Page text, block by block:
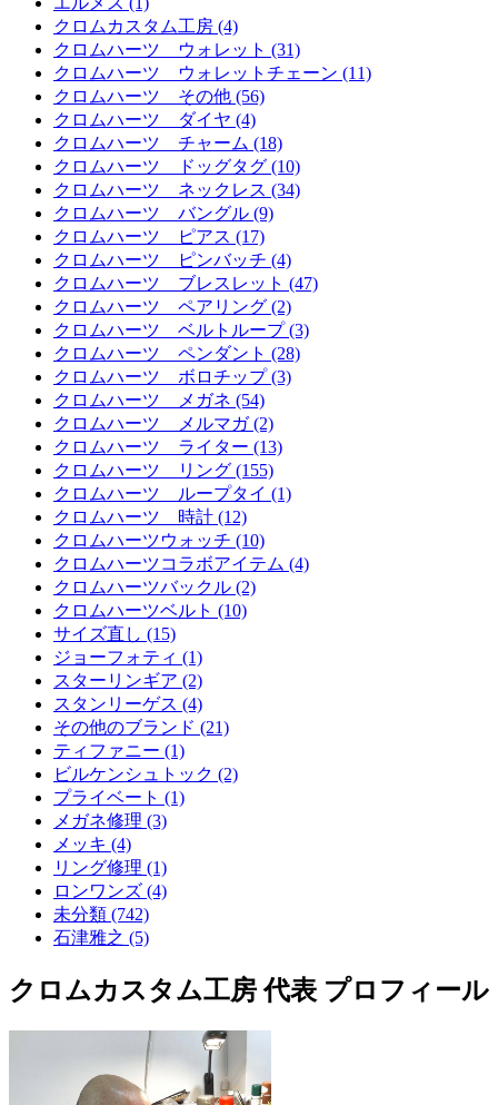
クロムカスタム工房 (4)
クロムハーツ ウォレット (31)
クロムハーツ ウォレットチェーン (11)
クロムハーツ その他 (56)
クロムハーツ ダイヤ (4)
クロムハーツ チャーム (18)
クロムハーツ ドッグタグ (10)
クロムハーツ ネックレス (34)
クロムハーツ バングル (9)
クロムハーツ ピアス (17)
クロムハーツ ピンバッチ (4)
クロムハーツ ブレスレット (47)
クロムハーツ ペアリング (2)
クロムハーツ ベルトループ (3)
クロムハーツ ペンダント (28)
クロムハーツ ボロチップ (3)
クロムハーツ メガネ (54)
クロムハーツ メルマガ (2)
クロムハーツ ライター (13)
クロムハーツ リング (155)
クロムハーツ ループタイ (1)
クロムハーツ 時計 (12)
クロムハーツウォッチ (10)
クロムハーツコラボアイテム (4)
クロムハーツバックル (2)
クロムハーツベルト (10)
サイズ直し (15)
ジョーフォティ (1)
スターリンギア (2)
スタンリーゲス (4)
その他のブランド (21)
ティファニー (1)
ビルケンシュトック (2)
プライベート (1)
メガネ修理 (3)
メッキ (4)
リング修理 (1)
ロンワンズ (4)
未分類 (742)
石津雅之 (5)
クロムカスタム工房 代表 プロフィール